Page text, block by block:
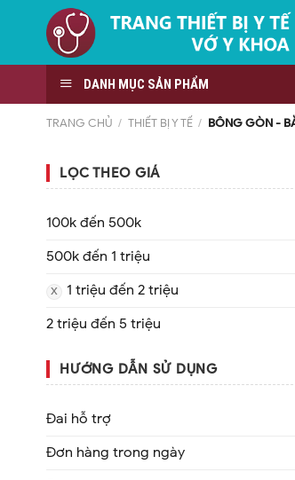
DANH MỤC SẢN PHẨM
TRANG CHỦ / THIẾT BỊ Y TẾ / BÔNG GÒN -
LỌC THEO GIÁ
100k đến 500k
500k đến 1 triệu
1 triệu đến 2 triệu
2 triệu đến 5 triệu
HƯỚNG DẪN SỬ DỤNG
Đai hỗ trợ
Đơn hàng trong ngày